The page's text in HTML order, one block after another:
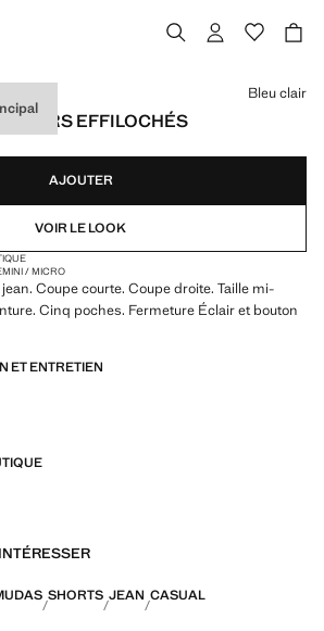
EFFILOCHÉS
€ ]
Bleu clair
AJOUTER
VOIR LE LOOK
MINI / MICRO
Coupe courte. Coupe droite. Taille mi-
Cinq poches. Fermeture Éclair et bouton
ET ENTRETIEN
SHORTS JEAN CASUAL